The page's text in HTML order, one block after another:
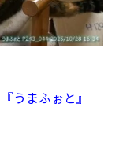
『うまふぉと』